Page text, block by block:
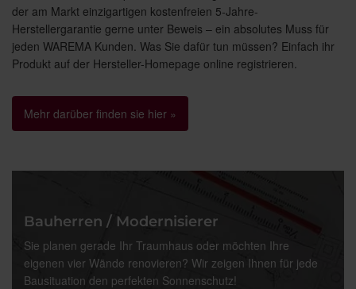
der am Markt einzigartigen kostenfreien 5-Jahre-
Herstellergarantie gerne unter Beweis – ein absolutes Muss für
jeden WAREMA Kunden. Was Sie dafür tun müssen? Einfach ihr
Produkt auf der Hersteller-Homepage online registrieren.
Mehr darüber finden sie hier »
Bauherren / Modernisierer
Sie planen gerade Ihr Traumhaus oder möchten Ihre
eigenen vier Wände renovieren? Wir zeigen Ihnen für jede
Bausituation den perfekten Sonnenschutz!